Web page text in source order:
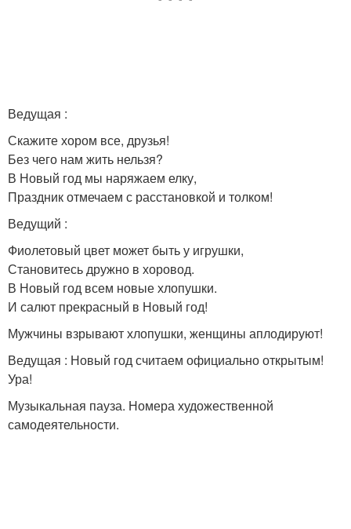
Ведущая :
Скажите хором все, друзья!
Без чего нам жить нельзя?
В Новый год мы наряжаем елку,
Праздник отмечаем с расстановкой и толком!
Ведущий :
Фиолетовый цвет может быть у игрушки,
Становитесь дружно в хоровод.
В Новый год всем новые хлопушки.
И салют прекрасный в Новый год!
Мужчины взрывают хлопушки, женщины аплодируют!
Ведущая : Новый год считаем официально открытым!
Ура!
Музыкальная пауза. Номера художественной
самодеятельности.